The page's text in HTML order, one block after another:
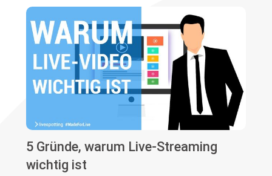
5 Gründe, warum Live-Streaming
wichtig ist